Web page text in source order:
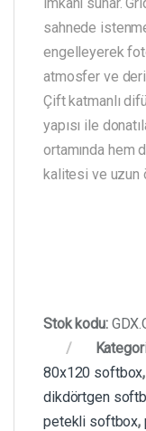
sahnede
engelleyerek
atmosfer ve
Çift katmanlı
yapısı ile
ortamında hem
kalitesi ve uzun
Stok kodu:
80x120 softbox,
dikdörtgen
petekli softbox,